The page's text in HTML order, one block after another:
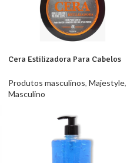
Cera Estilizadora Para Cabelos
Produtos masculinos, Majestyle,
Masculino